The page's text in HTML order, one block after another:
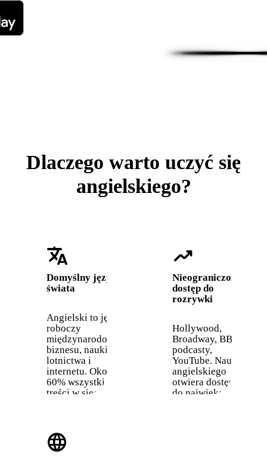
Dlaczego warto uczyć się
angielskiego?
translate
Domyślny język
świata
Angielski to język
roboczy
międzynarodowego
biznesu, nauki,
lotnictwa i
internetu. Około
60% wszystkich
treści w sieci jest
trending_up
Nieograniczony
dostęp do
rozrywki
Hollywood,
Broadway, BBC,
podcasty,
YouTube. Nauka
angielskiego
otwiera dostęp
do największej
language